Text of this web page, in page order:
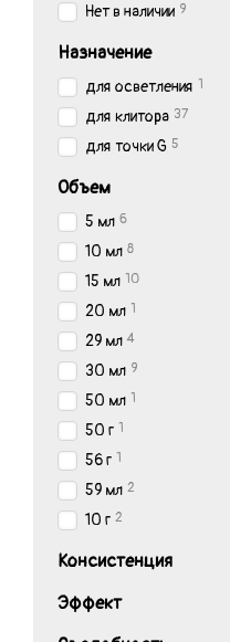
Нет в наличии 9
Назначение
для осветления 1
для клитора 37
для точки G 5
Объем
5 мл 6
10 мл 8
15 мл 10
20 мл 1
29 мл 4
30 мл 9
50 мл 1
50 г 1
56 г 1
59 мл 2
10 г 2
Консистенция
Эффект